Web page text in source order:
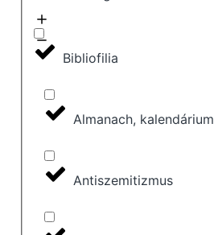
Bibliofilia
Almanach, kalendárium
Antiszemitizmus